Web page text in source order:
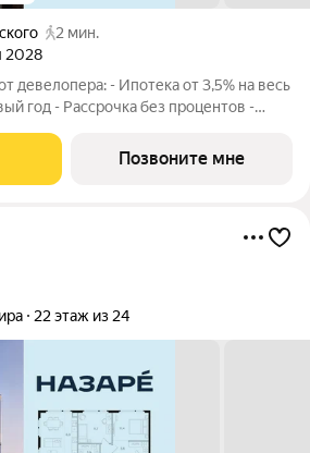
2 мин.
2028
девелопера: - Ипотека от 3,5% на весь
год - Рассрочка без процентов -
квартира. Общая площадь - 85.4 м2 на
Позвоните мне
22 этаж из 24